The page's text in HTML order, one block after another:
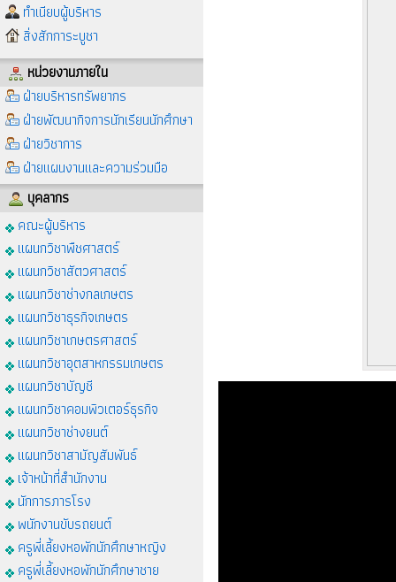
ทำเนียบผู้บริหาร
สิ่งสักการะบูชา
หน่วยงานภายใน
ฝ่ายบริหารทรัพยากร
ฝ่ายพัฒนากิจการนักเรียนนักศึกษา
ฝ่ายวิชาการ
ฝ่ายแผนงานและความร่วมมือ
บุคลากร
คณะผู้บริหาร
แผนกวิชาพืชศาสตร์
แผนกวิชาสัตวศาสตร์
แผนกวิชาช่างกลเกษตร
แผนกวิชาธุรกิจเกษตร
แผนกวิชาเกษตรศาสตร์
แผนกวิชาอุตสาหกรรมเกษตร
แผนกวิชาบัญชี
แผนกวิชาคอมพิวเตอร์ธุรกิจ
แผนกวิชาช่างยนต์
แผนกวิชาสามัญสัมพันธ์
เจ้าหน้าที่สำนักงาน
นักการภารโรง
พนักงานขับรถยนต์
ครูพี่เลี้ยงหอพักนักศึกษาหญิง
ครูพี่เลี้ยงหอพักนักศึกษาชาย